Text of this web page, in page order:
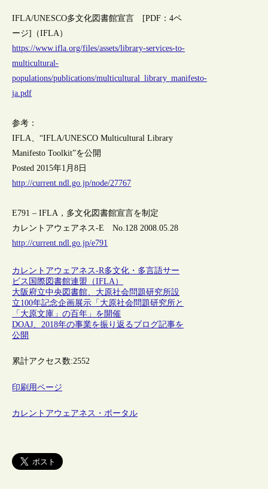
IFLA/UNESCO多文化図書館宣言 [PDF：4ペ
ージ]（IFLA）
https://www.ifla.org/files/assets/library-services-to-
multicultural-
populations/publications/multicultural_library_manifesto-
ja.pdf
参考：
IFLA、“IFLA/UNESCO Multicultural Library
Manifesto Toolkit”を公開
Posted 2015年1月8日
http://current.ndl.go.jp/node/27767
E791 – IFLA，多文化図書館宣言を制定
カレントアウェアネス-E No.128 2008.05.28
http://current.ndl.go.jp/e791
カレントアウェアネス-R多文化・多言語サー
ビス 国際図書館連盟（IFLA）
大阪府立中央図書館、大原社会問題研究所設
立100年記念企画展示「大原社会問題研究所と
「大原文庫」の百年」を開催
DOAJ、2018年の事業を振り返るブログ記事を
公開
累計アクセス数:2552
印刷用ページ
カレントアウェアネス・ポータル